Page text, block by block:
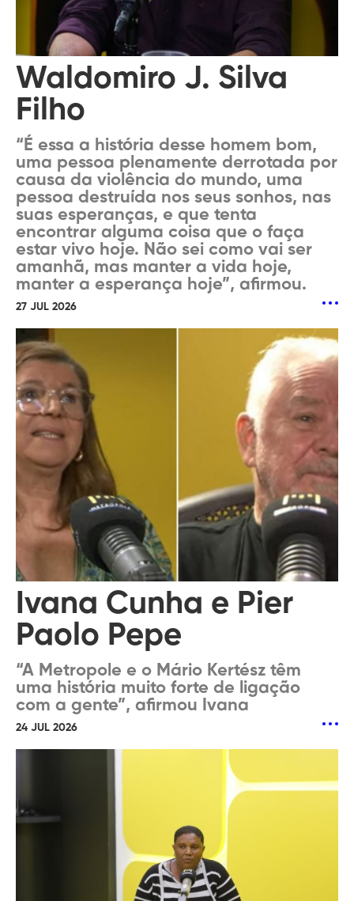
Waldomiro J. Silva
Filho
“É essa a história desse homem bom,
uma pessoa plenamente derrotada por
causa da violência do mundo, uma
pessoa destruída nos seus sonhos, nas
suas esperanças, e que tenta
encontrar alguma coisa que o faça
estar vivo hoje. Não sei como vai ser
amanhã, mas manter a vida hoje,
manter a esperança hoje”, afirmou.
27 JUL 2026
Ivana Cunha e Pier
Paolo Pepe
“A Metropole e o Mário Kertész têm
uma história muito forte de ligação
com a gente”, afirmou Ivana
24 JUL 2026